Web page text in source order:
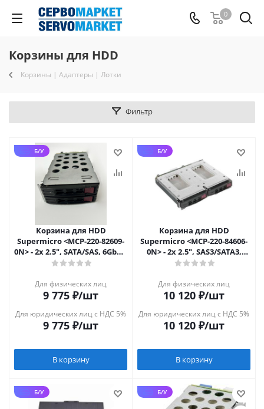
0
Корзины для HDD
Корзины | Адаптеры | Лотки
Фильтр
Б/У
Корзина для HDD
Supermicro <MCP-220-82609-
0N> - 2x 2.5", SATA/SAS, 6Gbps,
для SC826/SC847
Для физических лиц
9 775 ₽/шт
Для юридических лиц с НДС 5%
9 775 ₽/шт
В корзину
Б/У
Корзина для HDD
Supermicro <MCP-220-84606-
0N> - 2x 2.5", SAS3/SATA3,
12Gbps, для SC846
Для физических лиц
10 120 ₽/шт
Для юридических лиц с НДС 5%
10 120 ₽/шт
В корзину
Б/У Б/У